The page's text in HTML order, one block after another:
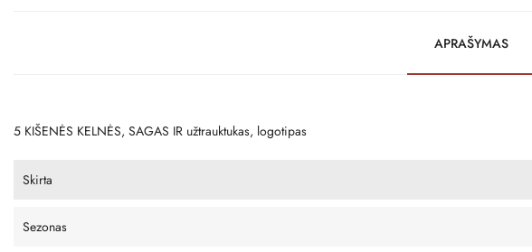
APRAŠYMAS
5 KIŠENĖS KELNĖS, SAGAS IR užtrauktukas, logotipas
Skirta
Sezonas